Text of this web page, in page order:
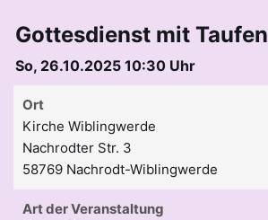
Gottesdienst mit Taufen
So, 26.10.2025 10:30 Uhr
Ort
Kirche Wiblingwerde
Nachrodter Str. 3
58769 Nachrodt-Wiblingwerde
Art der Veranstaltung